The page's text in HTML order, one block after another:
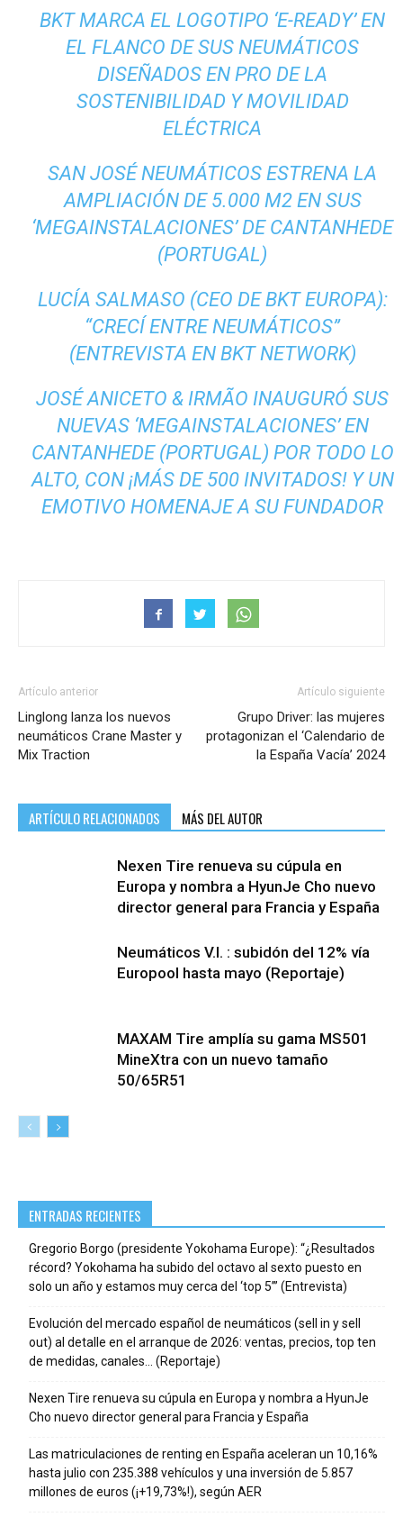
BKT MARCA EL LOGOTIPO ‘E-READY’ EN
EL FLANCO DE SUS NEUMÁTICOS
DISEÑADOS EN PRO DE LA
SOSTENIBILIDAD Y MOVILIDAD
ELÉCTRICA
SAN JOSÉ NEUMÁTICOS ESTRENA LA
AMPLIACIÓN DE 5.000 M2 EN SUS
‘MEGAINSTALACIONES’ DE CANTANHEDE
(PORTUGAL)
LUCÍA SALMASO (CEO DE BKT EUROPA):
“CRECÍ ENTRE NEUMÁTICOS”
(ENTREVISTA EN BKT NETWORK)
JOSÉ ANICETO & IRMÃO INAUGURÓ SUS
NUEVAS ‘MEGAINSTALACIONES’ EN
CANTANHEDE (PORTUGAL) POR TODO LO
ALTO, CON ¡MÁS DE 500 INVITADOS! Y UN
EMOTIVO HOMENAJE A SU FUNDADOR
Artículo anterior
Linglong lanza los nuevos
neumáticos Crane Master y
Mix Traction
Artículo siguiente
Grupo Driver: las mujeres
protagonizan el ‘Calendario de
la España Vacía’ 2024
ARTÍCULO RELACIONADOS MÁS DEL AUTOR
Nexen Tire renueva su cúpula en
Europa y nombra a HyunJe Cho nuevo
director general para Francia y España
Neumáticos V.I. : subidón del 12% vía
Europool hasta mayo (Reportaje)
MAXAM Tire amplía su gama MS501
MineXtra con un nuevo tamaño
50/65R51
ENTRADAS RECIENTES
Gregorio Borgo (presidente Yokohama Europe): “¿Resultados
récord? Yokohama ha subido del octavo al sexto puesto en
solo un año y estamos muy cerca del ‘top 5’” (Entrevista)
Evolución del mercado español de neumáticos (sell in y sell
out) al detalle en el arranque de 2026: ventas, precios, top ten
de medidas, canales… (Reportaje)
Nexen Tire renueva su cúpula en Europa y nombra a HyunJe
Cho nuevo director general para Francia y España
Las matriculaciones de renting en España aceleran un 10,16%
hasta julio con 235.388 vehículos y una inversión de 5.857
millones de euros (¡+19,73%!), según AER